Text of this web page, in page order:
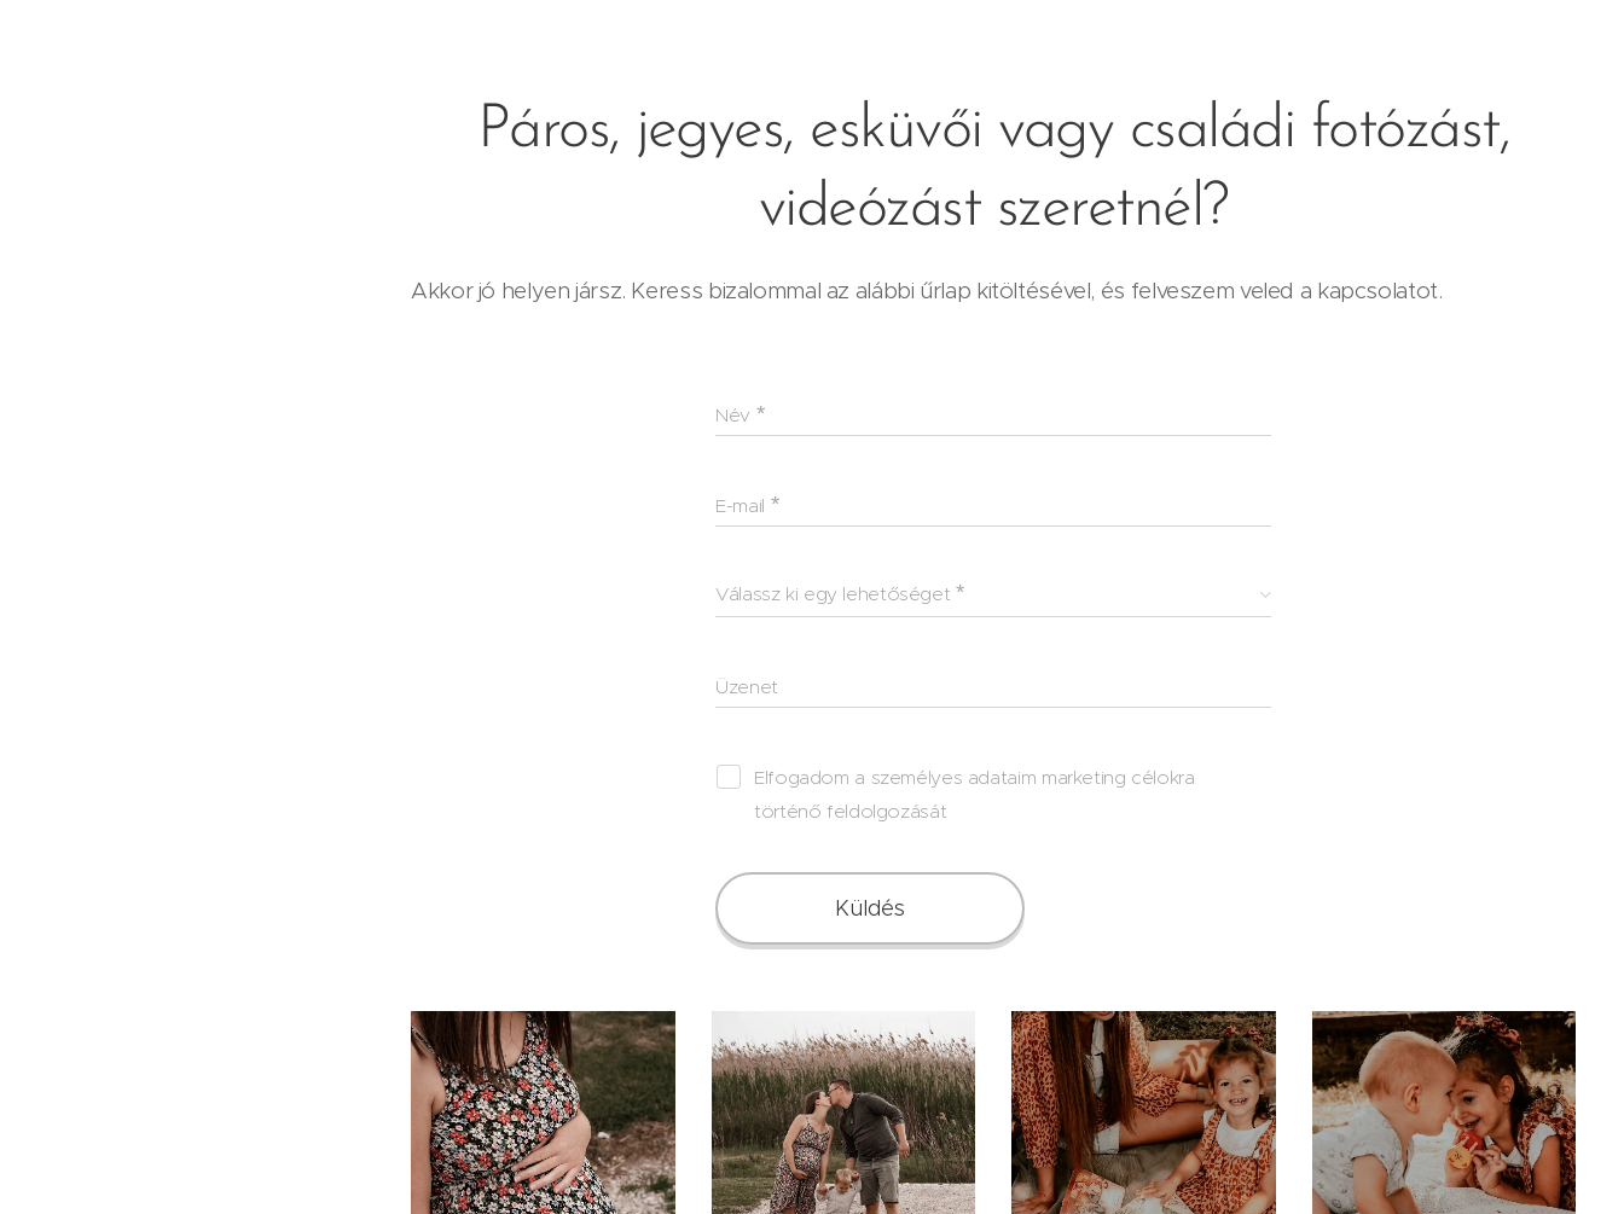
Páros, jegyes, esküvői vagy családi fotózást,
videózást szeretnél?
Akkor jó helyen jársz. Keress bizalommal az alábbi űrlap kitöltésével, és felveszem veled a kapcsolatot.
Név
E-mail
Válassz ki egy lehetőséget
Üzenet
Elfogadom a személyes adataim marketing célokra
történő feldolgozását
Küldés